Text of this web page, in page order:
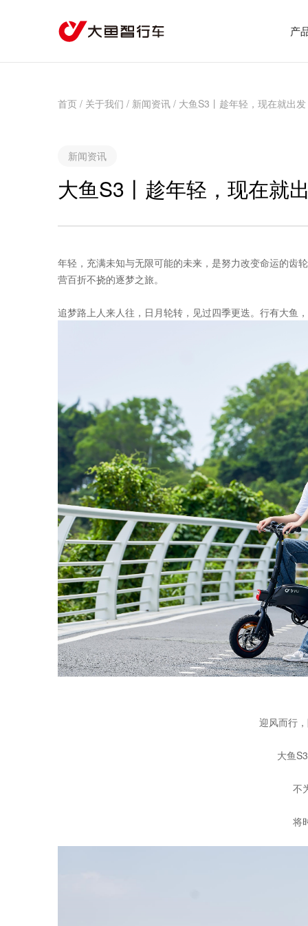
产
首页 / 关于我们 / 新闻资讯 / 大鱼S3丨趁年轻，现在就出发
新闻资讯
大鱼S3丨趁年轻，现在就
年轻，充满未知与无限可能的未来，是努力改变命运的齿
营百折不挠的逐梦之旅。
追梦路上人来人往，日月轮转，见过四季更迭。行有大鱼
迎风而行
大鱼
不
将